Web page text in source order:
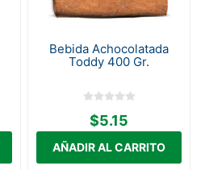
Bebida Achocolatada
Toddy 400 Gr.
$5.15